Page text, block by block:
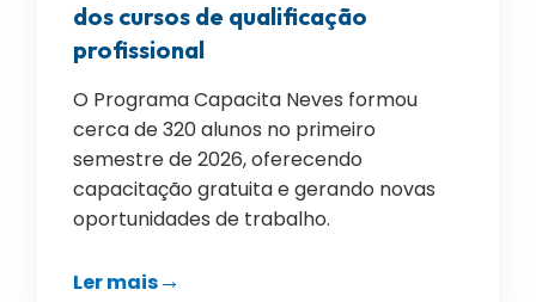
dos cursos de qualificação
profissional
O Programa Capacita Neves formou
cerca de 320 alunos no primeiro
semestre de 2026, oferecendo
capacitação gratuita e gerando novas
oportunidades de trabalho.
Ler mais